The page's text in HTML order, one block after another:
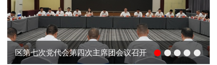
区第七次党代会第四次主席团会议召开